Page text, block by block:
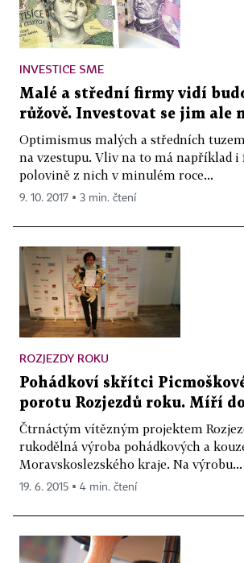
INVESTICE SME
Malé a střední firmy vidí
růžově. Investovat se jim ale
Optimismus malých a středních
na vzestupu. Vliv na to má například i
polovině z nich v minulém roce...
9. 10. 2017 ▪ 3 min. čtení
ROZJEZDY ROKU
Pohádkoví skřítci
porotu Rozjezdů roku. Míří
Čtrnáctým vítězným projektem
rukodělná výroba pohádkových a
Moravskoslezského kraje. Na výrobu...
19. 6. 2015 ▪ 4 min. čtení